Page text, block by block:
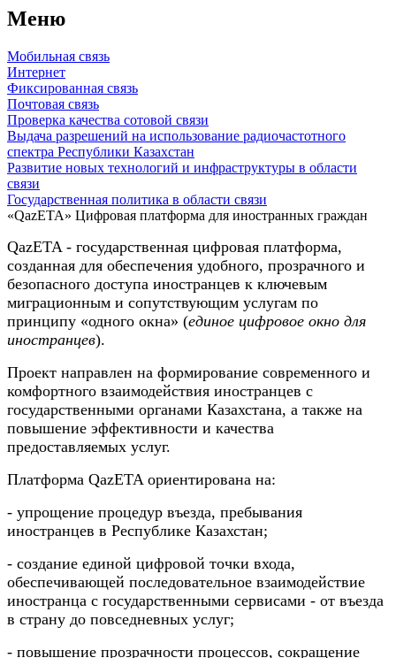
Меню
Мобильная связь
Интернет
Фиксированная связь
Почтовая связь
Проверка качества сотовой связи
Выдача разрешений на использование радиочастотного
спектра Республики Казахстан
Развитие новых технологий и инфраструктуры в области
связи
Государственная политика в области связи
«QazETA» Цифровая платформа для иностранных граждан
QazETA - государственная цифровая платформа,
созданная для обеспечения удобного, прозрачного и
безопасного доступа иностранцев к ключевым
миграционным и сопутствующим услугам по
принципу «одного окна» (единое цифровое окно для
иностранцев).
Проект направлен на формирование современного и
комфортного взаимодействия иностранцев с
государственными органами Казахстана, а также на
повышение эффективности и качества
предоставляемых услуг.
Платформа QazETA ориентирована на:
- упрощение процедур въезда, пребывания
иностранцев в Республике Казахстан;
- создание единой цифровой точки входа,
обеспечивающей последовательное взаимодействие
иностранца с государственными сервисами - от въезда
в страну до повседневных услуг;
- повышение прозрачности процессов, сокращение